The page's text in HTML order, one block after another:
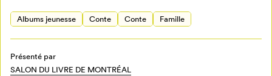
Albums jeunesse Conte Conte Famille
Présenté par
SALON DU LIVRE DE MONTRÉAL